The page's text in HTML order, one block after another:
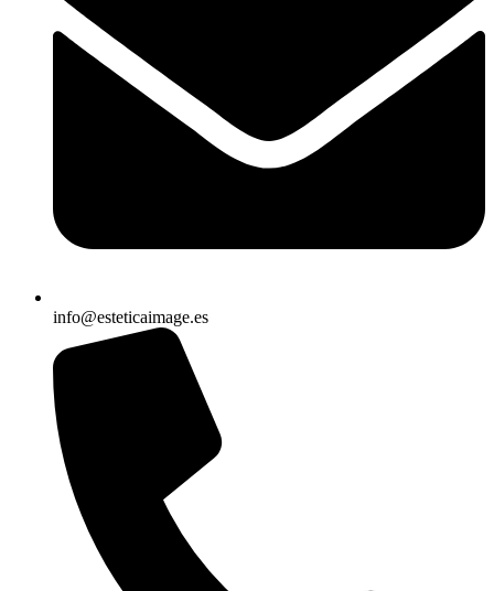
info@esteticaimage.es